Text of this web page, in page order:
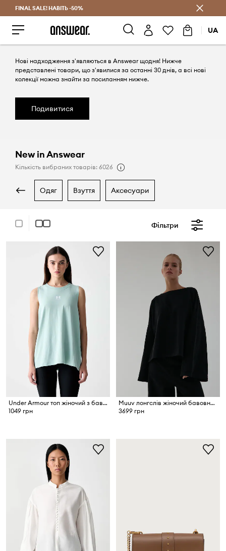
Заощаджуй з Answear Club
FINAL SALE! НАВІТЬ -50%
UA
Нові надходження з'являються в Answear щодня! Нижче
представлені товари, що з'явилися за останні 30 днів, а всі нові
колекції можна знайти за посиланням нижче.
Подивитися
New in Answear
Кількість вибраних товарів: 6026
одяг взуття аксесуари
Фільтри
Under Armour топ жіночий з бавовною Rival Muscle Tank
1049 грн
Muuv лонгслів жіночий бавовняний RIO
3699 грн